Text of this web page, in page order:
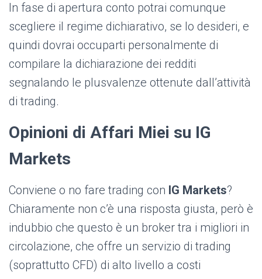
In fase di apertura conto potrai comunque
scegliere il regime dichiarativo, se lo desideri, e
quindi dovrai occuparti personalmente di
compilare la dichiarazione dei redditi
segnalando le plusvalenze ottenute dall’attività
di trading.
Opinioni di Affari Miei su IG
Markets
Conviene o no fare trading con IG Markets?
Chiaramente non c’è una risposta giusta, però è
indubbio che questo è un broker tra i migliori in
circolazione, che offre un servizio di trading
(soprattutto CFD) di alto livello a costi